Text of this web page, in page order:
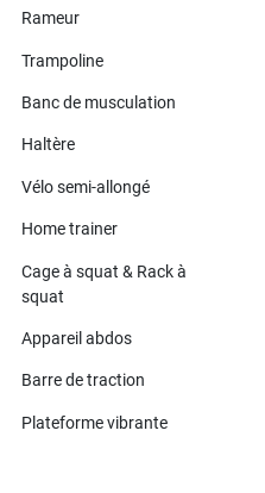
Rameur
Trampoline
Banc de musculation
Haltère
Vélo semi-allongé
Home trainer
Cage à squat & Rack à
squat
Appareil abdos
Barre de traction
Plateforme vibrante